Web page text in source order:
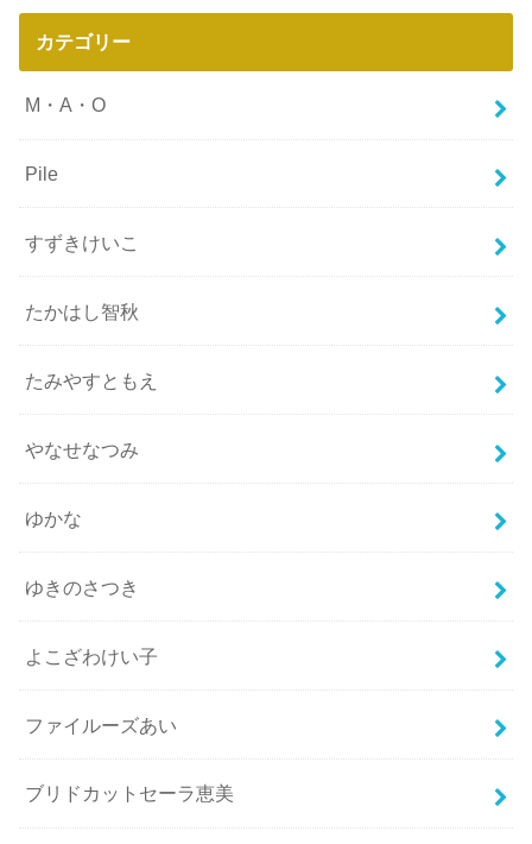
カテゴリー
M・A・O
Pile
すずきけいこ
たかはし智秋
たみやすともえ
やなせなつみ
ゆかな
ゆきのさつき
よこざわけい子
ファイルーズあい
ブリドカットセーラ恵美